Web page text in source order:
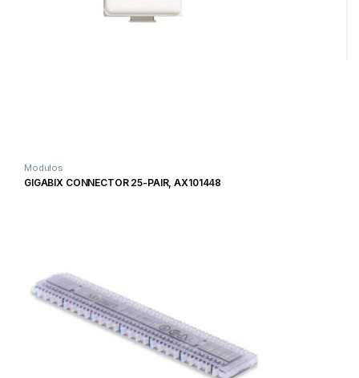
Modulos
GIGABIX CONNECTOR 25-PAIR, AX101448